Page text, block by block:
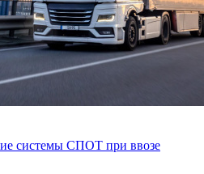
системы СПОТ при ввозе